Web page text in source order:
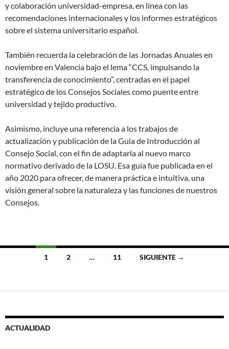
y colaboración universidad-empresa, en línea con las
recomendaciones internacionales y los informes estratégicos
sobre el sistema universitario español.
También recuerda la celebración de las Jornadas Anuales en
noviembre en Valencia bajo el lema “CCS, impulsando la
transferencia de conocimiento”, centradas en el papel
estratégico de los Consejos Sociales como puente entre
universidad y tejido productivo.
Asimismo, incluye una referencia a los trabajos de
actualización y publicación de la Guía de Introducción al
Consejo Social, con el fin de adaptarla al nuevo marco
normativo derivado de la LOSU. Esa guía fue publicada en el
año 2020 para ofrecer, de manera práctica e intuitiva, una
visión general sobre la naturaleza y las funciones de nuestros
Consejos.
las
1 2 … 11 SIGUIENTE →
ACTUALIDAD